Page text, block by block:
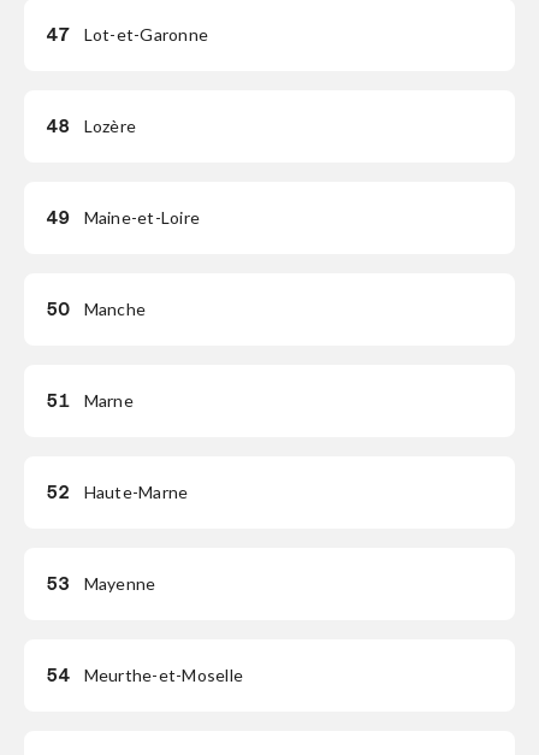
47 Lot-et-Garonne
48 Lozère
49 Maine-et-Loire
50 Manche
51 Marne
52 Haute-Marne
53 Mayenne
54 Meurthe-et-Moselle